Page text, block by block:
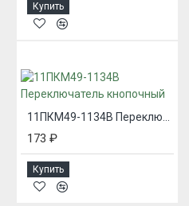
Купить
11ПКМ49-1134В Переключатель кнопочный
173 ₽
Купить